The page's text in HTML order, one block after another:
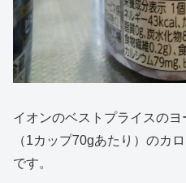
イオンのベストプライスのヨ
（1カップ70gあたり）のカ
です。